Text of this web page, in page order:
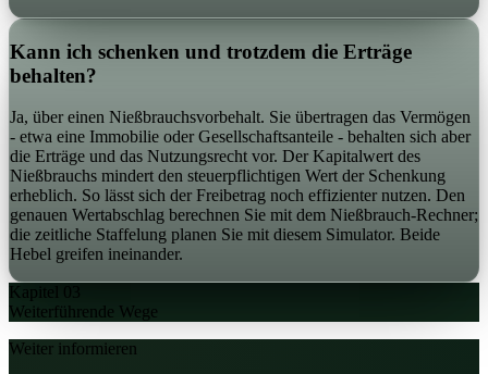
Kann ich schenken und trotzdem die Erträge
behalten?
Ja, über einen Nießbrauchsvorbehalt. Sie übertragen das Vermögen
- etwa eine Immobilie oder Gesellschaftsanteile - behalten sich aber
die Erträge und das Nutzungsrecht vor. Der Kapitalwert des
Nießbrauchs mindert den steuerpflichtigen Wert der Schenkung
erheblich. So lässt sich der Freibetrag noch effizienter nutzen. Den
genauen Wertabschlag berechnen Sie mit dem Nießbrauch-Rechner;
die zeitliche Staffelung planen Sie mit diesem Simulator. Beide
Hebel greifen ineinander.
Kapitel 03
Weiterführende Wege
Weiter informieren